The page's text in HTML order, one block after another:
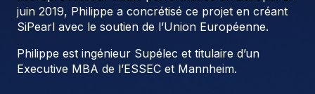
juin 2019, Philippe a concrétisé ce projet en créant
SiPearl avec le soutien de l’Union Européenne.
Philippe est ingénieur Supélec et titulaire d’un
Executive MBA de l’ESSEC et Mannheim.